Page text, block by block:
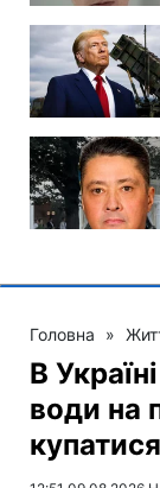
Головна »
В
води на
купатися